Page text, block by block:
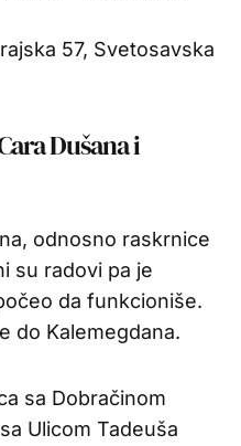
57, Svetosavska
Dušana i
odnosno raskrnice
su radovi pa je
da funkcioniše.
do Kalemegdana.
sa Dobračinom
Ulicom Tadeuša